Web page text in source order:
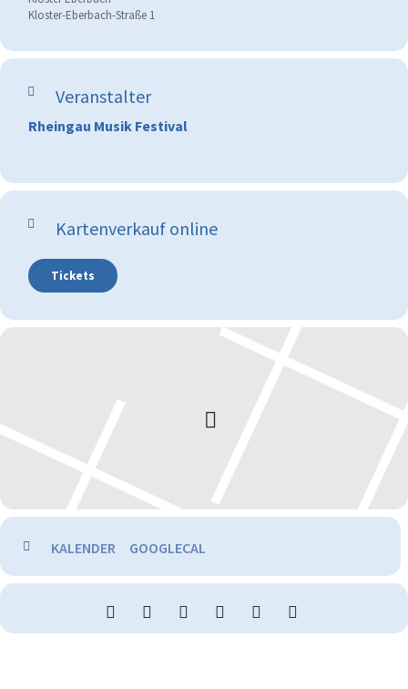
Kloster-Eberbach-Straße 1
Veranstalter
Rheingau Musik Festival
Kartenverkauf online
Tickets
KALENDER GOOGLECAL